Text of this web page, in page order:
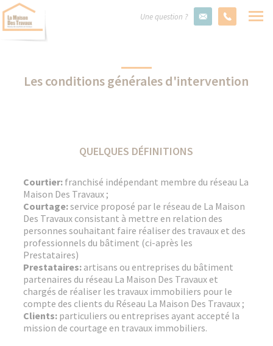
Une question ?
Les conditions générales d'intervention
QUELQUES DÉFINITIONS
Courtier: franchisé indépendant membre du réseau La
Maison Des Travaux ;
Courtage:service proposé par le réseau de La Maison
Des Travaux consistant à mettre en relation des
personnes souhaitant faire réaliser des travaux et des
professionnels du bâtiment (ci-après les
Prestataires)
Prestataires: artisans ou entreprises du bâtiment
partenaires du réseau La Maison Des Travaux et
chargés de réaliser les travaux immobiliers pour le
compte des clients du Réseau La Maison Des Travaux ;
Clients: particuliers ou entreprises ayant accepté la
mission de courtage en travaux immobiliers.